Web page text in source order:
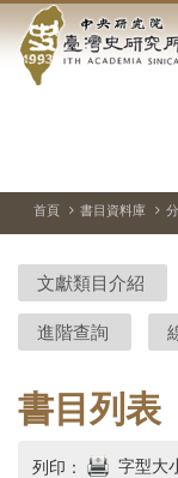
到中
央
院-
臺
灣
史
研
究
首頁 書目資料庫
文獻類目介紹
進階查詢
書目列表
列印： 字型大